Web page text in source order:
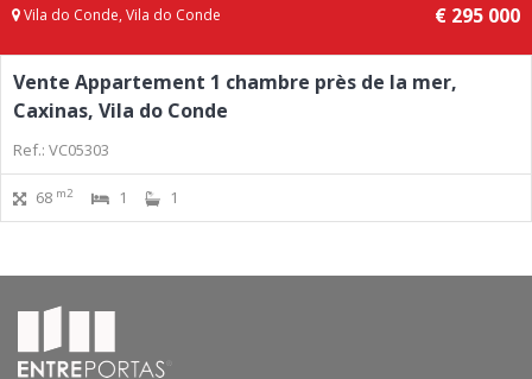
Vila do Conde, Vila do Conde € 295 000
Vente Appartement 1 chambre près de la mer,
Caxinas, Vila do Conde
Ref.: VC05303
68 m2 1 1